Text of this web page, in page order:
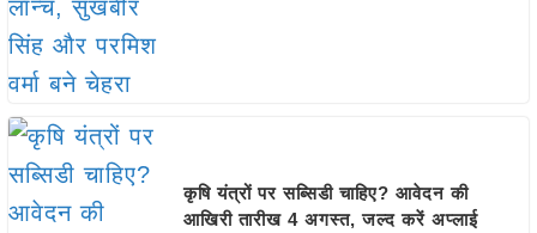
कृषि यंत्रों पर सब्सिडी चाहिए? आवेदन की
आखिरी तारीख 4 अगस्त, जल्द करें अप्लाई